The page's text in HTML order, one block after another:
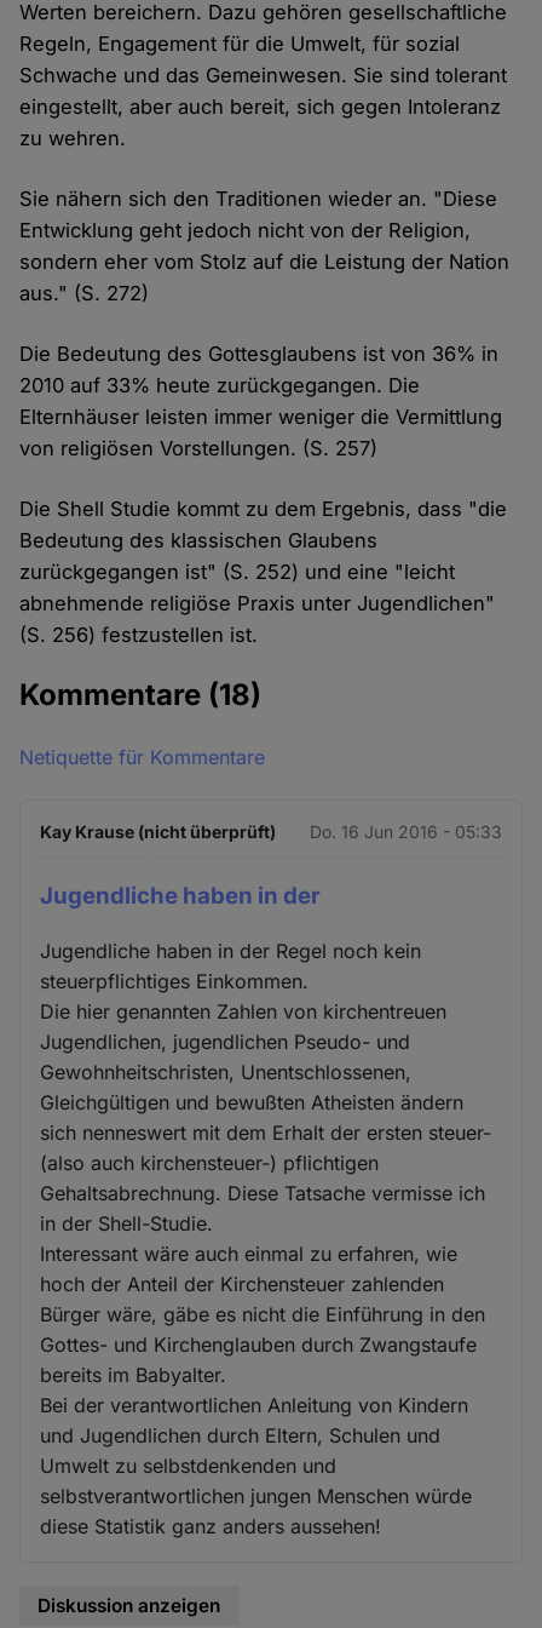
Werten bereichern. Dazu gehören gesellschaftliche
Regeln, Engagement für die Umwelt, für sozial
Schwache und das Gemeinwesen. Sie sind tolerant
eingestellt, aber auch bereit, sich gegen Intoleranz
zu wehren.
Sie nähern sich den Traditionen wieder an. "Diese
Entwicklung geht jedoch nicht von der Religion,
sondern eher vom Stolz auf die Leistung der Nation
aus." (S. 272)
Die Bedeutung des Gottesglaubens ist von 36% in
2010 auf 33% heute zurückgegangen. Die
Elternhäuser leisten immer weniger die Vermittlung
von religiösen Vorstellungen. (S. 257)
Die Shell Studie kommt zu dem Ergebnis, dass "die
Bedeutung des klassischen Glaubens
zurückgegangen ist" (S. 252) und eine "leicht
abnehmende religiöse Praxis unter Jugendlichen"
(S. 256) festzustellen ist.
Kommentare (18)
Netiquette für Kommentare
Kay Krause (nicht überprüft) Do. 16 Jun 2016 - 05:33
Jugendliche haben in der
Jugendliche haben in der Regel noch kein
steuerpflichtiges Einkommen.
Die hier genannten Zahlen von kirchentreuen
Jugendlichen, jugendlichen Pseudo- und
Gewohnheitschristen, Unentschlossenen,
Gleichgültigen und bewußten Atheisten ändern
sich nenneswert mit dem Erhalt der ersten steuer-
(also auch kirchensteuer-) pflichtigen
Gehaltsabrechnung. Diese Tatsache vermisse ich
in der Shell-Studie.
Interessant wäre auch einmal zu erfahren, wie
hoch der Anteil der Kirchensteuer zahlenden
Bürger wäre, gäbe es nicht die Einführung in den
Gottes- und Kirchenglauben durch Zwangstaufe
bereits im Babyalter.
Bei der verantwortlichen Anleitung von Kindern
und Jugendlichen durch Eltern, Schulen und
Umwelt zu selbstdenkenden und
selbstverantwortlichen jungen Menschen würde
diese Statistik ganz anders aussehen!
Diskussion anzeigen